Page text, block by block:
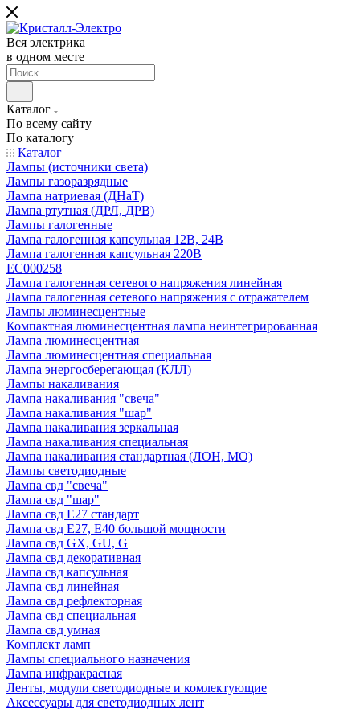
Вся электрика
в одном месте
Каталог
По всему сайту
По каталогу
Каталог
Лампы (источники света)
Лампы газоразрядные
Лампа натриевая (ДНаТ)
Лампа ртутная (ДРЛ, ДРВ)
Лампы галогенные
Лампа галогенная капсульная 12В, 24В
Лампа галогенная капсульная 220В
EC000258
Лампа галогенная сетевого напряжения линейная
Лампа галогенная сетевого напряжения с отражателем
Лампы люминесцентные
Компактная люминесцентная лампа неинтегрированная
Лампа люминесцентная
Лампа люминесцентная специальная
Лампа энергосберегающая (КЛЛ)
Лампы накаливания
Лампа накаливания "свеча"
Лампа накаливания "шар"
Лампа накаливания зеркальная
Лампа накаливания специальная
Лампа накаливания стандартная (ЛОН, МО)
Лампы светодиодные
Лампа свд "свеча"
Лампа свд "шар"
Лампа свд E27 стандарт
Лампа свд E27, Е40 большой мощности
Лампа свд GX, GU, G
Лампа свд декоративная
Лампа свд капсульная
Лампа свд линейная
Лампа свд рефлекторная
Лампа свд специальная
Лампа свд умная
Комплект ламп
Лампы специального назначения
Лампа инфракрасная
Ленты, модули светодиодные и комлектующие
Аксессуары для светодиодных лент